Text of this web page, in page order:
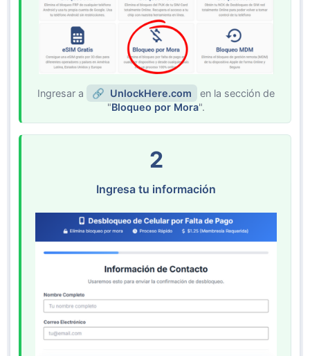
Ingresar a UnlockHere.com
en la sección de
"Bloqueo por Mora".
2
Ingresa tu información